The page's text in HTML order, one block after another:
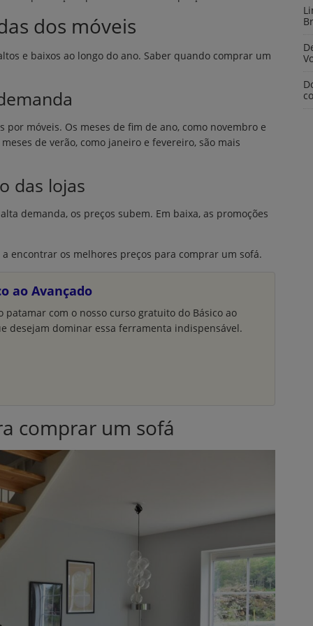
dos móveis
e baixos ao longo do ano. Saber quando comprar um
móveis. Os meses de fim de ano, como novembro e
de verão, como janeiro e fevereiro, são mais
das lojas
demanda, os preços subem. Em baixa, as promoções
encontrar os melhores preços para comprar um sofá.
ao Avançado
patamar com o nosso curso gratuito do Básico ao
desejam dominar essa ferramenta indispensável.
comprar um sofá